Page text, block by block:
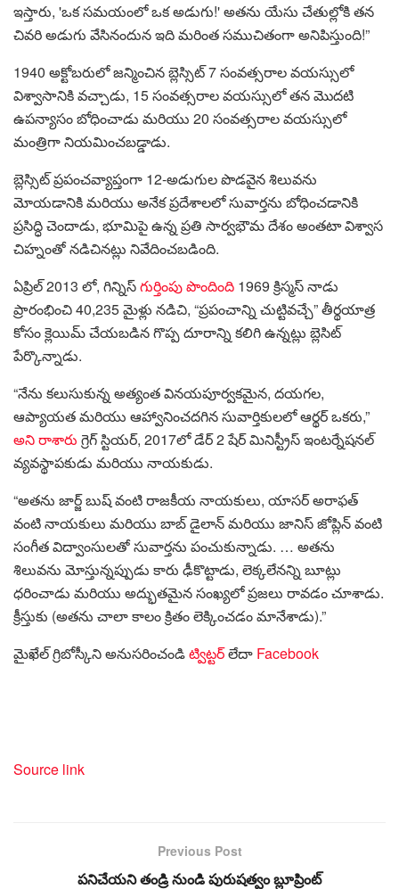
ఇస్తారు, 'ఒక సమయంలో ఒక అడుగు!' అతను యేసు చేతుల్లోకి తన
చివరి అడుగు వేసినందున ఇది మరింత సముచితంగా అనిపిస్తుంది!”
1940 అక్టోబరులో జన్మించిన బ్లెస్సిట్ 7 సంవత్సరాల వయస్సులో
విశ్వాసానికి వచ్చాడు, 15 సంవత్సరాల వయస్సులో తన మొదటి
ఉపన్యాసం బోధించాడు మరియు 20 సంవత్సరాల వయస్సులో
మంత్రిగా నియమించబడ్డాడు.
బ్లెస్సిట్ ప్రపంచవ్యాప్తంగా 12-అడుగుల పొడవైన శిలువను
మోయడానికి మరియు అనేక ప్రదేశాలలో సువార్తను బోధించడానికి
ప్రసిద్ధి చెందాడు, భూమిపై ఉన్న ప్రతి సార్వభౌమ దేశం అంతటా విశ్వాస
చిహ్నంతో నడిచినట్లు నివేదించబడింది.
ఏప్రిల్ 2013 లో, గిన్నిస్గుర్తింపు పొందింది 1969 క్రిస్మస్‌ నాడు
ప్రారంభించి 40,235 మైళ్లు నడిచి, “ప్రపంచాన్ని చుట్టివచ్చే” తీర్థయాత్ర
కోసం క్లెయిమ్ చేయబడిన గొప్ప దూరాన్ని కలిగి ఉన్నట్లు బ్లెసిట్
పేర్కొన్నాడు.
“నేను కలుసుకున్న అత్యంత వినయపూర్వకమైన, దయగల,
ఆప్యాయత మరియు ఆహ్వానించదగిన సువార్తికులలో ఆర్థర్ ఒకరు,”
అని రాశారు గ్రెగ్ స్టియర్, 2017లో డేర్ 2 షేర్ మినిస్ట్రీస్ ఇంటర్నేషనల్
వ్యవస్థాపకుడు మరియు నాయకుడు.
“అతను జార్జ్ బుష్ వంటి రాజకీయ నాయకులు, యాసర్ అరాఫత్
వంటి నాయకులు మరియు బాబ్ డైలాన్ మరియు జానిస్ జోప్లిన్ వంటి
సంగీత విద్వాంసులతో సువార్తను పంచుకున్నాడు. … అతను
శిలువను మోస్తున్నప్పుడు కారు ఢీకొట్టాడు, లెక్కలేనన్ని బూట్లు
ధరించాడు మరియు అద్భుతమైన సంఖ్యలో ప్రజలు రావడం చూశాడు.
క్రీస్తుకు (అతను చాలా కాలం క్రితం లెక్కించడం మానేశాడు).”
మైఖేల్ గ్రిబోస్కీని అనుసరించండిట్విట్టర్లేదా Facebook
Source link
Previous Post
పనిచేయని తండ్రి నుండి పురుషత్వం బ్లూప్రింట్